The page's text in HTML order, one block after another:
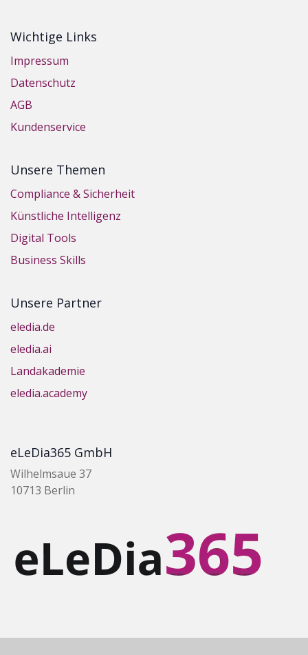
Wichtige Links
Impressum
Datenschutz
AGB
Kundenservice
Unsere Themen
Compliance & Sicherheit
Künstliche Intelligenz
Digital Tools
Business Skills
Unsere Partner
eledia.de
eledia.ai
Landakademie
eledia.academy
eLeDia365 GmbH
Wilhelmsaue 37
10713 Berlin